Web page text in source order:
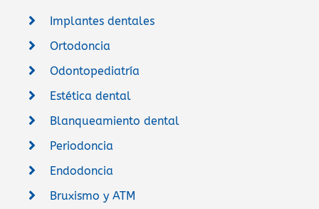
Implantes dentales
Ortodoncia
Odontopediatría
Estética dental
Blanqueamiento dental
Periodoncia
Endodoncia
Bruxismo y ATM